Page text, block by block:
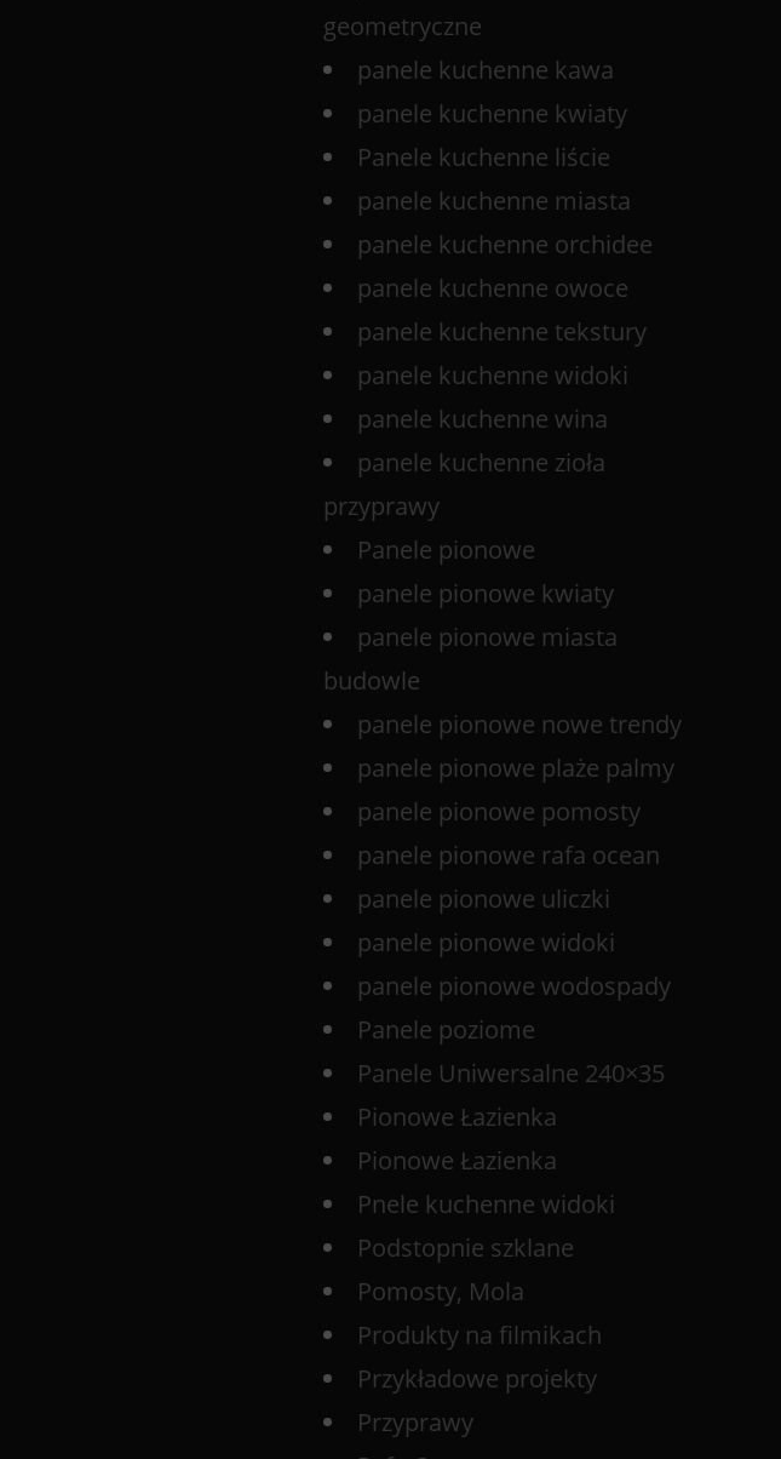
geometryczne
panele kuchenne kawa
panele kuchenne kwiaty
Panele kuchenne liście
panele kuchenne miasta
panele kuchenne orchidee
panele kuchenne owoce
panele kuchenne tekstury
panele kuchenne widoki
panele kuchenne wina
panele kuchenne zioła
przyprawy
Panele pionowe
panele pionowe kwiaty
panele pionowe miasta
budowle
panele pionowe nowe trendy
panele pionowe plaże palmy
panele pionowe pomosty
panele pionowe rafa ocean
panele pionowe uliczki
panele pionowe widoki
panele pionowe wodospady
Panele poziome
Panele Uniwersalne 240×35
Pionowe Łazienka
Pionowe Łazienka
Pnele kuchenne widoki
Podstopnie szklane
Pomosty, Mola
Produkty na filmikach
Przykładowe projekty
Przyprawy